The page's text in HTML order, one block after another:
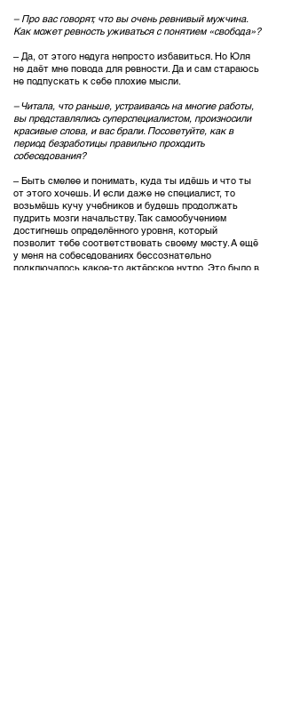
– Про вас говорят, что вы очень ревнивый мужчина.
Как может ревность уживаться с понятием «свобода»?
– Да, от этого недуга непросто избавиться. Но Юля
не даёт мне повода для ревности. Да и сам стараюсь
не подпускать к себе плохие мысли.
– Читала, что раньше, устраиваясь на многие работы,
вы представлялись суперспециалистом, произносили
красивые слова, и вас брали. Посоветуйте, как в
период безработицы правильно проходить
собеседования?
– Быть смелее и понимать, куда ты идёшь и что ты
от этого хочешь. И если даже не специалист, то
возьмёшь кучу учебников и будешь продолжать
пудрить мозги начальству. Так самообучением
достигнешь определённого уровня, который
позволит тебе соответствовать своему месту. А ещё
у меня на собеседованиях бессознательно
подключалось какое-то актёрское нутро. Это было в